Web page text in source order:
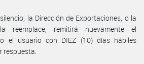
la Dirección de Exportaciones, o la
remitirá nuevamente el
el usuario con DIEZ (10) días hábiles